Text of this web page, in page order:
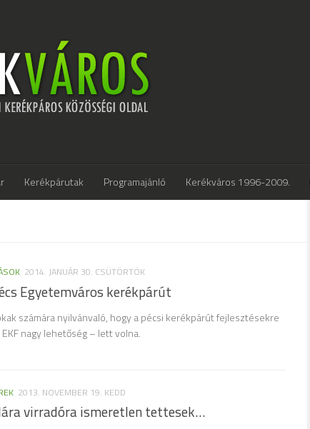
Kerékpárutak Programajánló Kerékváros 1996-2009.
2014. JANUÁR 30. CSÜTÖRTÖK
Egyetemváros kerékpárút
számára nyilvánvaló, hogy a pécsi kerékpárút fejlesztésekre
EKF nagy lehetőség – lett volna.
2013. NOVEMBER 19. KEDD
virradóra ismeretlen tettesek…